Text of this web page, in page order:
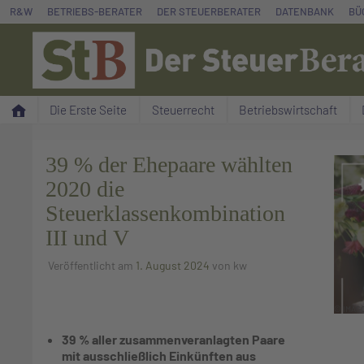
Zum
Inhalt
springen
R&W BETRIEBS-BERATER DER STEUERBERATER DATENBANK
Die Erste Seite Steuerrecht Betriebswirtschaft
39 % der Ehepaare wählten
2020 die
Steuerklassenkombination
III und V
Veröffentlicht am 1. August 2024 von kw
39 % aller zusammenveranlagten Paare
mit ausschließlich Einkünften aus